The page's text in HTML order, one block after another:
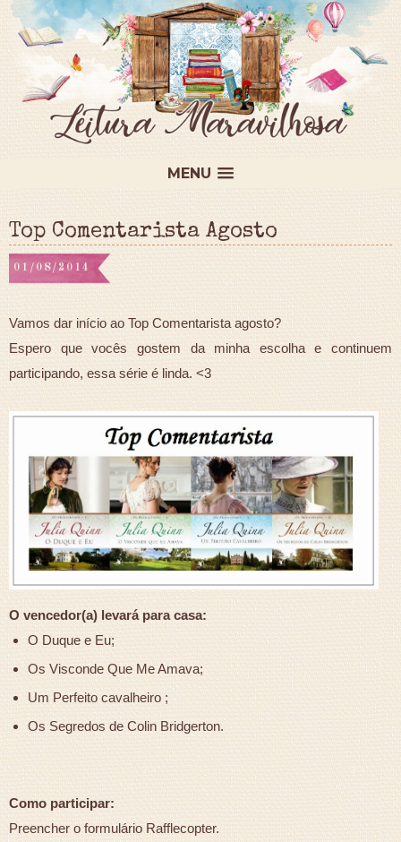
MENU
Top Comentarista Agosto
01/08/2014
Vamos dar início ao Top Comentarista agosto?
Espero que vocês gostem da minha escolha e continuem
participando, essa série é linda. <3
O vencedor(a) levará para casa:
O Duque e Eu;
Os Visconde Que Me Amava;
Um Perfeito cavalheiro ;
Os Segredos de Colin Bridgerton.
Como participar:
Preencher o formulário Rafflecopter.